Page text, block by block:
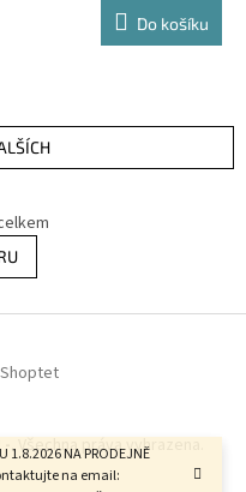
1.8.2026 NA PRODEJNĚ
na email:
Do košíku
. Všechna práva vyhrazena.